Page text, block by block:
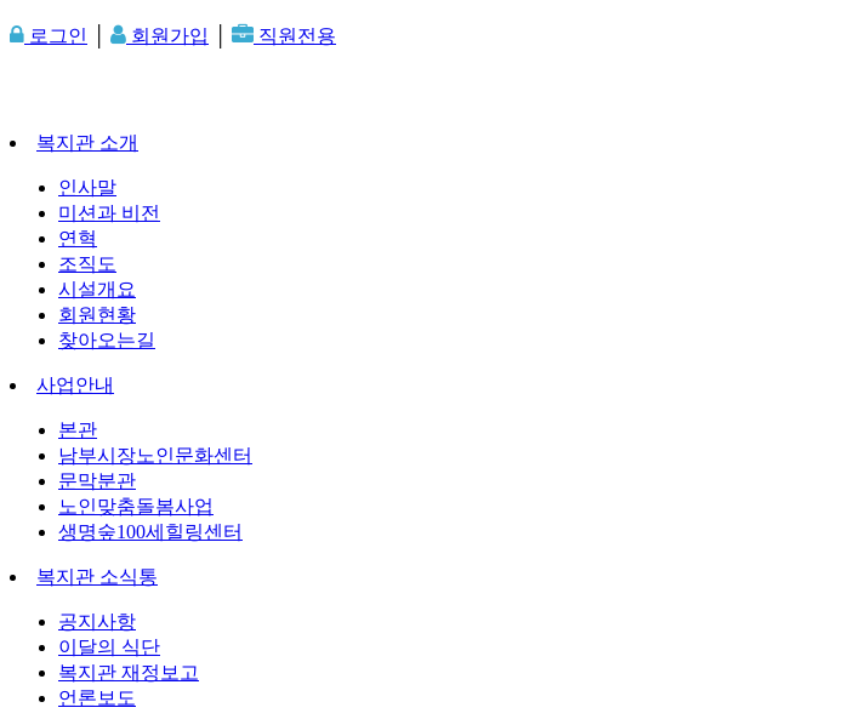
로그인 회원가입 직원전용
복지관 소개
인사말
미션과 비전
연혁
조직도
시설개요
회원현황
찾아오는길
사업안내
본관
남부시장노인문화센터
문막분관
노인맞춤돌봄사업
생명숲100세힐링센터
복지관 소식통
공지사항
이달의 식단
복지관 재정보고
언론보도